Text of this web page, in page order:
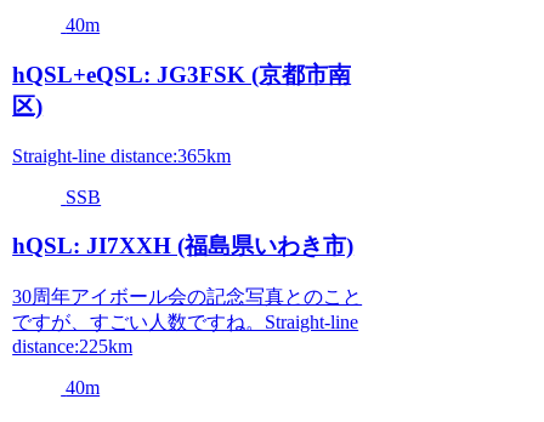
40m
hQSL+eQSL: JG3FSK (京都市南
区)
Straight-line distance:365km
SSB
hQSL: JI7XXH (福島県いわき市)
30周年アイボール会の記念写真とのこと
ですが、すごい人数ですね。Straight-line
distance:225km
40m